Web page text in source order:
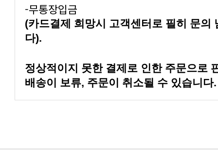
-무통장입금
다).
배송이 보류, 주문이 취소될 수 있습니다.